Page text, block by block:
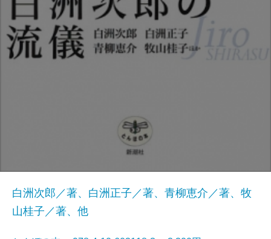
白洲次郎／著、白洲正子／著、青柳恵介／著、牧
山桂子／著、他